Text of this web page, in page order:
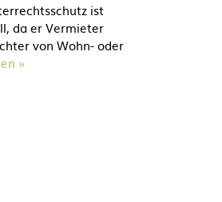
ist
da er Vermieter
von Wohn- oder
»